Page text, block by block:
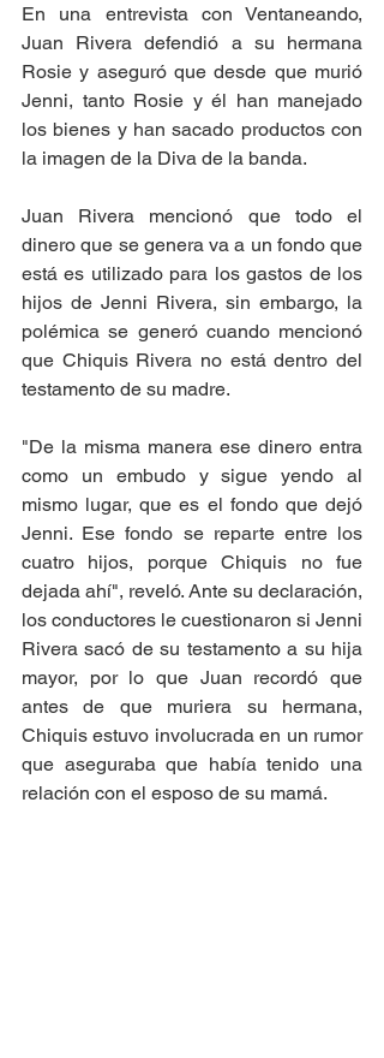
En una entrevista con Ventaneando,
Juan Rivera defendió a su hermana
Rosie y aseguró que desde que murió
Jenni, tanto Rosie y él han manejado
los bienes y han sacado productos con
la imagen de la Diva de la banda.
Juan Rivera mencionó que todo el
dinero que se genera va a un fondo que
está es utilizado para los gastos de los
hijos de Jenni Rivera, sin embargo, la
polémica se generó cuando mencionó
que Chiquis Rivera no está dentro del
testamento de su madre.
"De la misma manera ese dinero entra
como un embudo y sigue yendo al
mismo lugar, que es el fondo que dejó
Jenni. Ese fondo se reparte entre los
cuatro hijos, porque Chiquis no fue
dejada ahí", reveló. Ante su declaración,
los conductores le cuestionaron si Jenni
Rivera sacó de su testamento a su hija
mayor, por lo que Juan recordó que
antes de que muriera su hermana,
Chiquis estuvo involucrada en un rumor
que aseguraba que había tenido una
relación con el esposo de su mamá.